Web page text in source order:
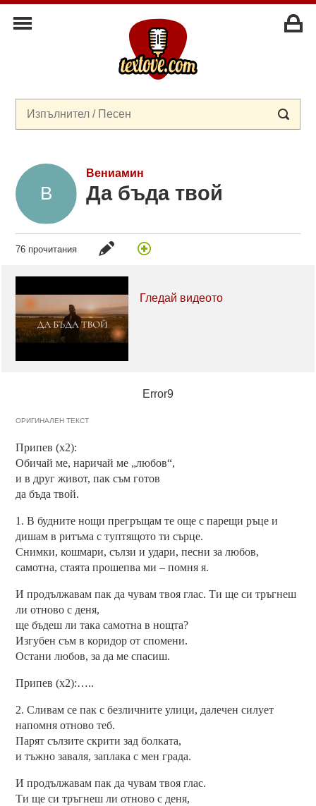
Вениамин
Да бъда твой
76 прочитания
Гледай видеото
Error9
ОРИГИНАЛЕН ТЕКСТ
Припев (х2):
Обичай ме, наричай ме „любов“,
и в друг живот, пак съм готов
да бъда твой.
1. В будните нощи прегръщам те още с парещи ръце и
дишам в ритъма с туптящото ти сърце.
Снимки, кошмари, сълзи и удари, песни за любов,
самотна, стаята прошепва ми – помня я.
И продължавам пак да чувам твоя глас. Ти ще си тръгнеш
ли отново с деня,
ще бъдеш ли така самотна в нощта?
Изгубен съм в коридор от спомени.
Остани любов, за да ме спасиш.
Припев (х2):…..
2. Сливам се пак с безличните улици, далечен силует
напомня отново теб.
Парят сълзите скрити зад болката,
и тъжно заваля, заплака с мен града.
И продължавам пак да чувам твоя глас.
Ти ще си тръгнеш ли отново с деня,